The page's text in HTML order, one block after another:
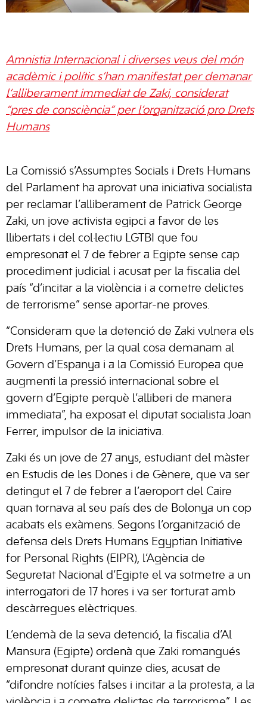
Amnistia Internacional i diverses veus del món
acadèmic i polític s’han manifestat per demanar
l’alliberament immediat de Zaki, considerat
“pres de consciència” per l’organització pro Drets
Humans
La Comissió s’Assumptes Socials i Drets Humans
del Parlament ha aprovat una iniciativa socialista
per reclamar l’alliberament de Patrick George
Zaki, un jove activista egipci a favor de les
llibertats i del col·lectiu LGTBI que fou
empresonat el 7 de febrer a Egipte sense cap
procediment judicial i acusat per la fiscalia del
país “d’incitar a la violència i a cometre delictes
de terrorisme” sense aportar-ne proves.
“Consideram que la detenció de Zaki vulnera els
Drets Humans, per la qual cosa demanam al
Govern d’Espanya i a la Comissió Europea que
augmenti la pressió internacional sobre el
govern d’Egipte perquè l’alliberi de manera
immediata”, ha exposat el diputat socialista Joan
Ferrer, impulsor de la iniciativa.
Zaki és un jove de 27 anys, estudiant del màster
en Estudis de les Dones i de Gènere, que va ser
detingut el 7 de febrer a l’aeroport del Caire
quan tornava al seu país des de Bolonya un cop
acabats els exàmens. Segons l’organització de
defensa dels Drets Humans Egyptian Initiative
for Personal Rights (EIPR), l’Agència de
Seguretat Nacional d’Egipte el va sotmetre a un
interrogatori de 17 hores i va ser torturat amb
descàrregues elèctriques.
L’endemà de la seva detenció, la fiscalia d’Al
Mansura (Egipte) ordenà que Zaki romangués
empresonat durant quinze dies, acusat de
“difondre notícies falses i incitar a la protesta, a la